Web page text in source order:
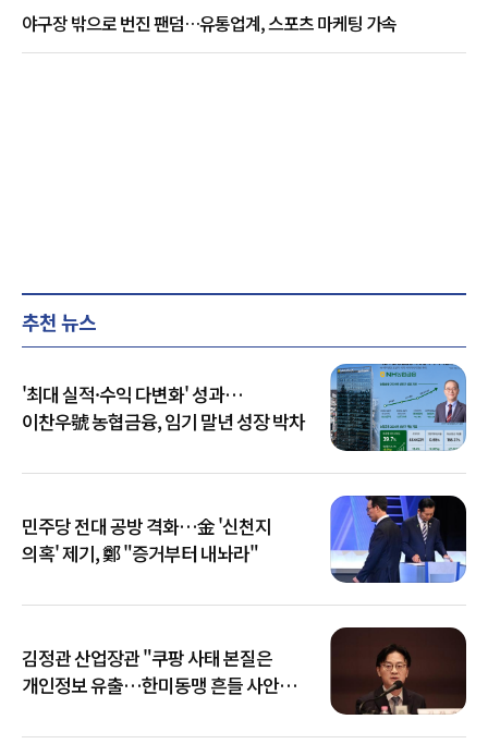
야구장 밖으로 번진 팬덤…유통업계, 스포츠 마케팅 가속
추천 뉴스
'최대 실적·수익 다변화' 성과…
이찬우號 농협금융, 임기 말년 성장 박차
민주당 전대 공방 격화…金 '신천지
의혹' 제기, 鄭 "증거부터 내놔라"
김정관 산업장관 "쿠팡 사태 본질은
개인정보 유출…한미동맹 흔들 사안